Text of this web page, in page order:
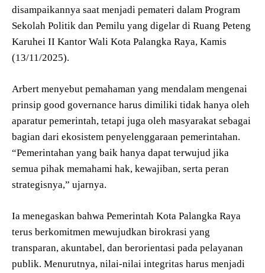
disampaikannya saat menjadi pemateri dalam Program
Sekolah Politik dan Pemilu yang digelar di Ruang Peteng
Karuhei II Kantor Wali Kota Palangka Raya, Kamis
(13/11/2025).
Arbert menyebut pemahaman yang mendalam mengenai
prinsip good governance harus dimiliki tidak hanya oleh
aparatur pemerintah, tetapi juga oleh masyarakat sebagai
bagian dari ekosistem penyelenggaraan pemerintahan.
“Pemerintahan yang baik hanya dapat terwujud jika
semua pihak memahami hak, kewajiban, serta peran
strategisnya,” ujarnya.
Ia menegaskan bahwa Pemerintah Kota Palangka Raya
terus berkomitmen mewujudkan birokrasi yang
transparan, akuntabel, dan berorientasi pada pelayanan
publik. Menurutnya, nilai-nilai integritas harus menjadi